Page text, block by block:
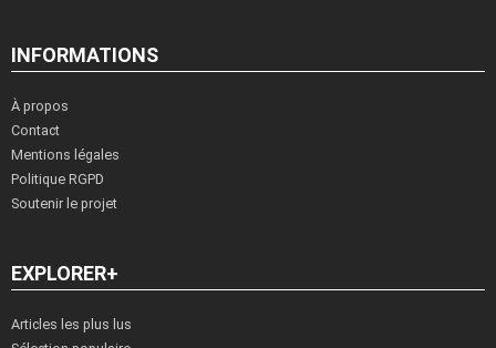
INFORMATIONS
À propos
Contact
Mentions légales
Politique RGPD
Soutenir le projet
EXPLORER+
Articles les plus lus